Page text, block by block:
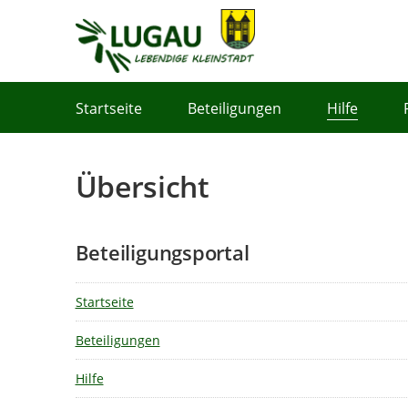
Startseite Beteiligungen Hilfe
Übersicht
Beteiligungsportal
Startseite
Beteiligungen
Hilfe